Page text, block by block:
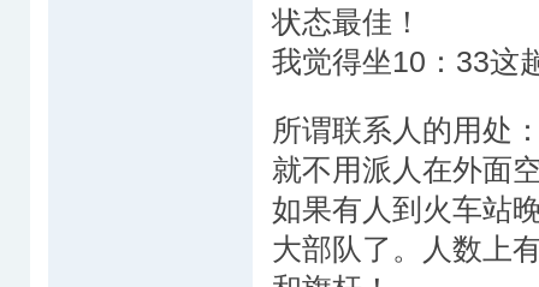
状态最佳！
我觉得坐10：33这
所谓联系人的用处
就不用派人在外面
如果有人到火车站
大部队了。人数上